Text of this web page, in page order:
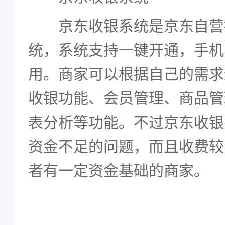
京东收银系统是京东自营
统，系统支持一键开通，手
用。商家可以根据自己的需
收银功能、会员管理、商品
表分析等功能。不过京东收
资金不足的问题，而且收费
者有一定资金基础的商家。